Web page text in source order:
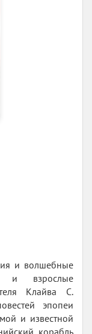
и волшебные
и взрослые
Клайва С.
эпопеи
и известной
корабль